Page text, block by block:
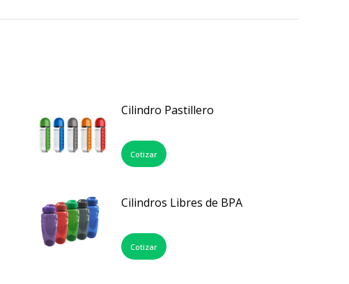
Cilindro Pastillero
Cotizar
Cilindros Libres de BPA
Cotizar